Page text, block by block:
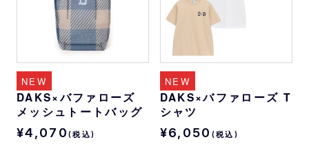
NEW
DAKS×バファローズ
メッシュトートバッグ
¥4,070 (税込)
NEW
DAKS×バファローズ T
シャツ
¥6,050 (税込)